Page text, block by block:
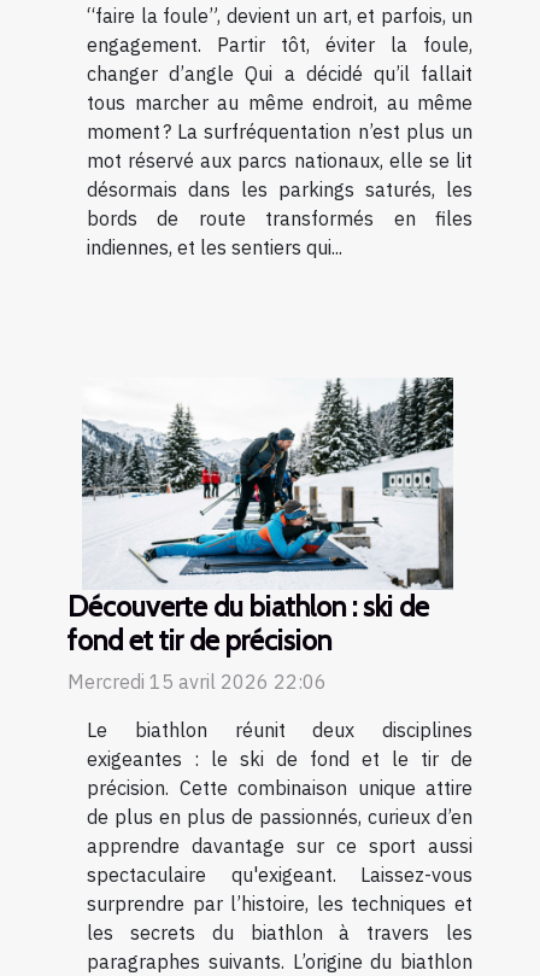
“faire la foule”, devient un art, et parfois, un
engagement. Partir tôt, éviter la foule,
changer d’angle Qui a décidé qu’il fallait
tous marcher au même endroit, au même
moment ? La surfréquentation n’est plus un
mot réservé aux parcs nationaux, elle se lit
désormais dans les parkings saturés, les
bords de route transformés en files
indiennes, et les sentiers qui...
Découverte du biathlon : ski de
fond et tir de précision
Mercredi 15 avril 2026 22:06
Le biathlon réunit deux disciplines
exigeantes : le ski de fond et le tir de
précision. Cette combinaison unique attire
de plus en plus de passionnés, curieux d’en
apprendre davantage sur ce sport aussi
spectaculaire qu'exigeant. Laissez-vous
surprendre par l’histoire, les techniques et
les secrets du biathlon à travers les
paragraphes suivants. L’origine du biathlon